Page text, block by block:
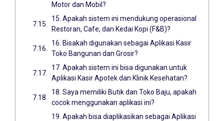
Motor dan Mobil?
15. Apakah sistem ini mendukung operasional
Restoran, Cafe, dan Kedai Kopi (F&B)?
16. Bisakah digunakan sebagai Aplikasi Kasir
Toko Bangunan dan Grosir?
17. Apakah sistem ini bisa digunakan untuk
Aplikasi Kasir Apotek dan Klinik Kesehatan?
18. Saya memiliki Butik dan Toko Baju, apakah
cocok menggunakan aplikasi ini?
19. Apakah bisa diaplikasikan sebagai Aplikasi